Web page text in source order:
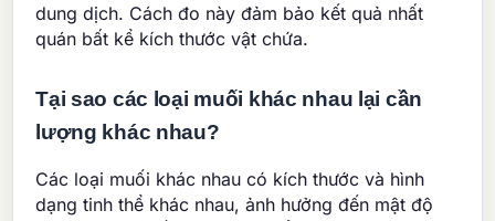
dung dịch. Cách đo này đảm bảo kết quả nhất
quán bất kể kích thước vật chứa.
Tại sao các loại muối khác nhau lại cần
lượng khác nhau?
Các loại muối khác nhau có kích thước và hình
dạng tinh thể khác nhau, ảnh hưởng đến mật độ